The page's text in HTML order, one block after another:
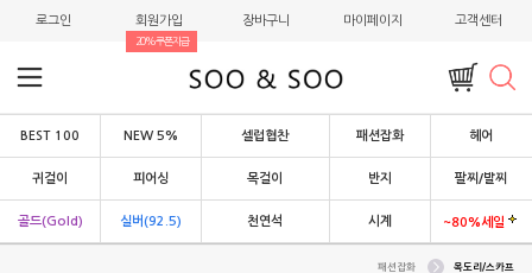
로그인 회원가입
20%쿠폰지급
장바구니 마이페이지 고객센터
BEST 100 NEW 5% 셀럽협찬 패션잡화 헤어
귀걸이 피어싱 목걸이 반지 팔찌/발찌
골드(Gold) 실버(92.5) 천연석 시계 ~80%세일
패션잡화 목도리/스카프